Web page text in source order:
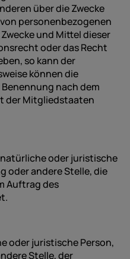
über die Zwecke
personenbezogenen
und Mittel dieser
oder das Recht
so kann der
können die
nach dem
der Mitgliedstaaten
oder juristische
oder andere Stelle, die
Auftrag des
oder juristische Person,
Stelle, der